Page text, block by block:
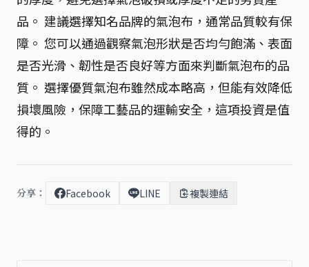
品。 建議選擇知名品牌的氣泡布，通常品質較有保
障。 您可以通過觀察氣泡形狀是否均勻飽滿、表面
是否光滑、韌性是否良好等方面來判斷氣泡布的品
質。 選擇優質氣泡布雖然成本略高，但能有效降低
損壞風險，保障工藝品的運輸安全，這項投資是值
得的。
分享： Facebook LINE 複製連結